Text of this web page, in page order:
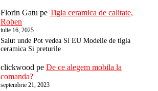
Florin Gatu pe Tigla ceramica de calitate,
Roben
iulie 16, 2025
Salut unde Pot vedea Si EU Modelle de tigla
ceramica Si preturile
clickwood pe De ce alegem mobila la
comanda?
septembrie 21, 2023